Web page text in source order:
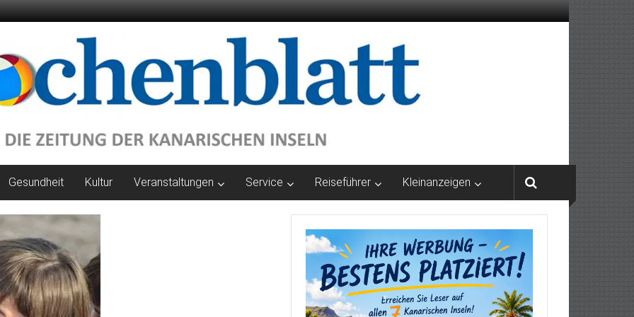
Gesundheit Kultur Veranstaltungen Service Reiseführer Kleinanzeigen